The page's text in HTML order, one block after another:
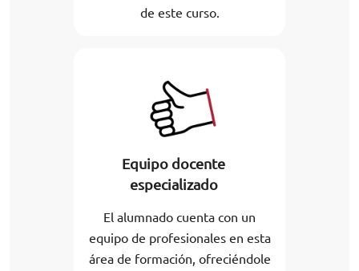
de este curso.
Equipo docente
especializado
El alumnado cuenta con un
equipo de profesionales en esta
área de formación, ofreciéndole